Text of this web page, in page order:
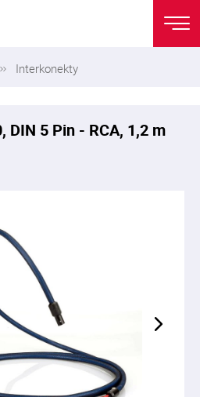
Interkonekty
DIN 5 Pin - RCA, 1,2 m